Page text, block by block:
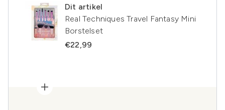
Dit artikel
Real Techniques Travel Fantasy Mini
Borstelset
€22,99